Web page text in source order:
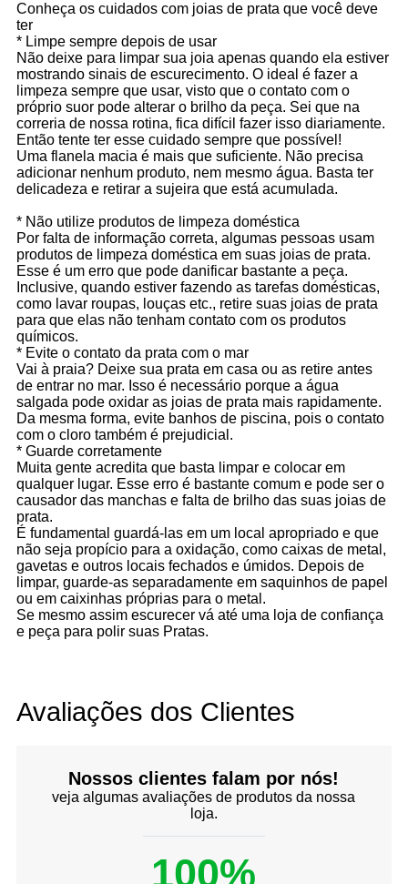
Conheça os cuidados com joias de prata que você deve
ter
* Limpe sempre depois de usar
Não deixe para limpar sua joia apenas quando ela estiver
mostrando sinais de escurecimento. O ideal é fazer a
limpeza sempre que usar, visto que o contato com o
próprio suor pode alterar o brilho da peça. Sei que na
correria de nossa rotina, fica difícil fazer isso diariamente.
Então tente ter esse cuidado sempre que possível!
Uma flanela macia é mais que suficiente. Não precisa
adicionar nenhum produto, nem mesmo água. Basta ter
delicadeza e retirar a sujeira que está acumulada.
* Não utilize produtos de limpeza doméstica
Por falta de informação correta, algumas pessoas usam
produtos de limpeza doméstica em suas joias de prata.
Esse é um erro que pode danificar bastante a peça.
Inclusive, quando estiver fazendo as tarefas domésticas,
como lavar roupas, louças etc., retire suas joias de prata
para que elas não tenham contato com os produtos
químicos.
* Evite o contato da prata com o mar
Vai à praia? Deixe sua prata em casa ou as retire antes
de entrar no mar. Isso é necessário porque a água
salgada pode oxidar as joias de prata mais rapidamente.
Da mesma forma, evite banhos de piscina, pois o contato
com o cloro também é prejudicial.
* Guarde corretamente
Muita gente acredita que basta limpar e colocar em
qualquer lugar. Esse erro é bastante comum e pode ser o
causador das manchas e falta de brilho das suas joias de
prata.
É fundamental guardá-las em um local apropriado e que
não seja propício para a oxidação, como caixas de metal,
gavetas e outros locais fechados e úmidos. Depois de
limpar, guarde-as separadamente em saquinhos de papel
ou em caixinhas próprias para o metal.
Se mesmo assim escurecer vá até uma loja de confiança
e peça para polir suas Pratas.
Avaliações dos Clientes
Nossos clientes falam por nós!
veja algumas avaliações de produtos da nossa
loja.
100%